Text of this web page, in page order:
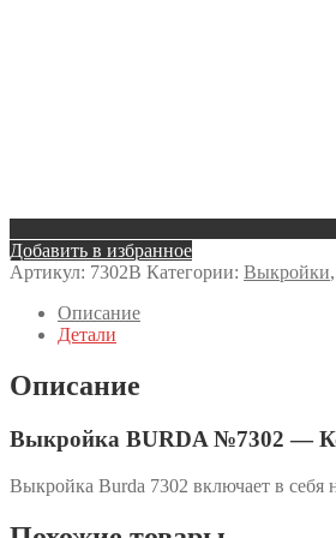
Добавить в избранное
Артикул: 7302B Категории: Выкройки,
Описание
Детали
Описание
Выкройка BURDA №7302 —
Выкройка Burda 7302 включает в себя